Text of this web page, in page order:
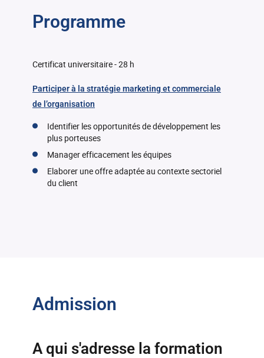
Programme
Certificat universitaire - 28 h
Participer à la stratégie marketing et commerciale
de l’organisation
Identifier les opportunités de développement les
plus porteuses
Manager efficacement les équipes
Elaborer une offre adaptée au contexte sectoriel
du client
Admission
A qui s'adresse la formation